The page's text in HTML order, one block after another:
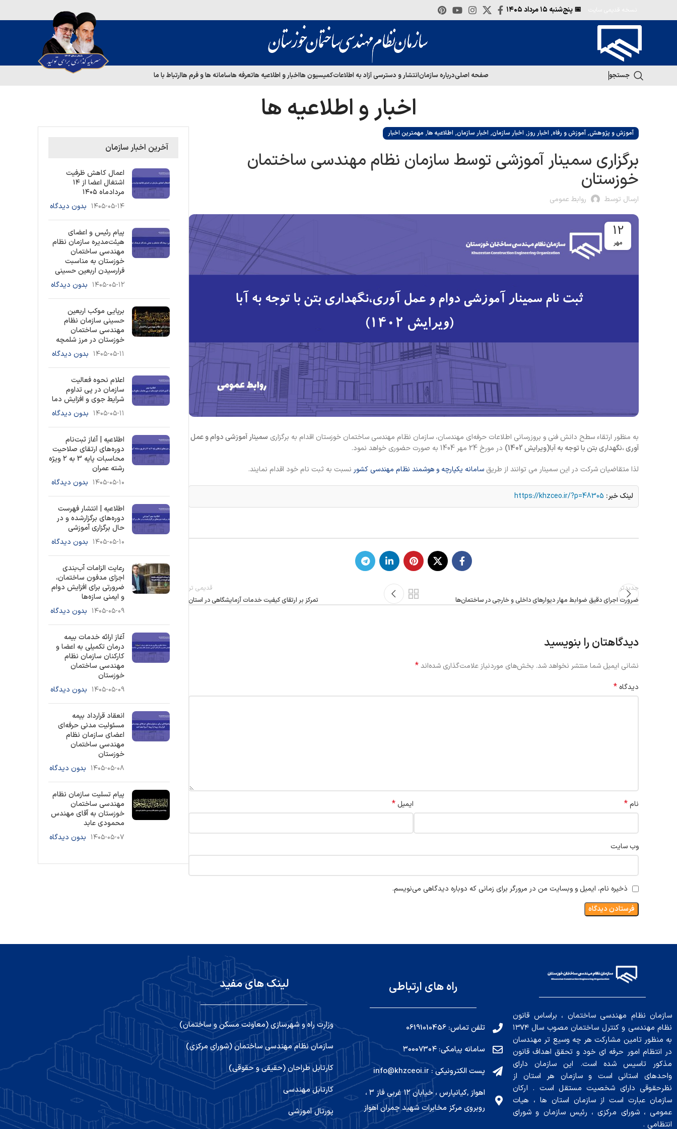
📅 پنج‌شنبه
جستجو صفحه اصلیدرباره سازمانانتشار و دسترسی آزاد به اطلاعاتکمیسیون هااخبار و اطلاعیه هاتعرفه هاسامانه ها و فرم هاارتباط با ما
اخبار و اطلاعیه ها
آموزش و پژوهش, آموزش و رفاه, اخبار روز, اخبار سازمان, اخبار سازمان, اطلاعیه ها, مهمترین اخبار
برگزاری سمینار آموزشی توسط سازمان نظام مهندسی ساختمان
خوزستان
ارسال توسط روابط عمومی
12
مهر
به منظور ارتقاء سطح دانش فنی و بروزرسانی اطلاعات حرفه‌ای مهندسان، سازمان نظام مهندسی ساختمان خوزستان اقدام به برگزاری سمینار آموزشی دوام و عمل
آوری ،نگهداری بتن با توجه به آبا(ویرایش 1402)
در مورخ 24 مهر 1404 به صورت حضوری خواهد نمود.
لذا متقاضیان شرکت در این سمینار می توانند از طریق سامانه یکپارچه و هوشمند نظام مهندسی کشور نسبت به ثبت نام خود اقدام نمایند.
لینک خبر: https://khzceo.ir/?p=48305
جدیدتر
ضرورت اجرای دقیق ضوابط مهار دیوارهای داخلی و خارجی در ساختمان‌ها
قدیمی تر
تمرکز بر ارتقای کیفیت خدمات آزمایشگاهی در استان
دیدگاهتان را بنویسید
نشانی ایمیل شما منتشر نخواهد شد. بخش‌های موردنیاز علامت‌گذاری شده‌اند*
دیدگاه *
نام* ایمیل *
وب‌ سایت
ذخیره نام، ایمیل و وبسایت من در مرورگر برای زمانی که دوباره دیدگاهی می‌نویسم.
آخرین اخبار سازمان
اعمال کاهش ظرفیت
اشتغال اعضا از ۱۴
مردادماه ۱۴۰۵
۱۴۰۵-۰۵-۱۴ بدون دیدگاه
پیام رئیس و اعضای
هیئت‌مدیره سازمان نظام
مهندسی ساختمان
خوزستان به مناسبت
فرارسیدن اربعین حسینی
۱۴۰۵-۰۵-۱۲ بدون دیدگاه
برپایی موکب اربعین
حسینی سازمان نظام
مهندسی ساختمان
خوزستان در مرز شلمچه
۱۴۰۵-۰۵-۱۱ بدون دیدگاه
اعلام نحوه فعالیت
سازمان در پی تداوم
شرایط جوی و افزایش دما
۱۴۰۵-۰۵-۱۱ بدون دیدگاه
اطلاعیه | آغاز ثبت‌نام
دوره‌های ارتقای صلاحیت
محاسبات پایه 3 به ۲ ویژه
رشته عمران
۱۴۰۵-۰۵-۱۰ بدون دیدگاه
اطلاعیه | انتشار فهرست
دوره‌های برگزارشده و در
حال برگزاری آموزشی
۱۴۰۵-۰۵-۱۰ بدون دیدگاه
رعایت الزامات آب‌بندی
اجزای مدفون ساختمان،
ضرورتی برای افزایش دوام
و ایمنی سازه‌ها
۱۴۰۵-۰۵-۰۹ بدون دیدگاه
آغاز ارائه خدمات بیمه
درمان تکمیلی به اعضا و
کارکنان سازمان نظام
مهندسی ساختمان
خوزستان
۱۴۰۵-۰۵-۰۹ بدون دیدگاه
انعقاد قرارداد بیمه
مسئولیت مدنی حرفه‌ای
اعضای سازمان نظام
مهندسی ساختمان
خوزستان
۱۴۰۵-۰۵-۰۸ بدون دیدگاه
پیام تسلیت سازمان نظام
مهندسی ساختمان
خوزستان به آقای مهندس
محمودی عابد
۱۴۰۵-۰۵-۰۷ بدون دیدگاه
سازمان نظام مهندسی ساختمان ، براساس قانون
نظام مهندسی و کنترل ساختمان مصوب سال ۱۳۷۴
به منظور تامین مشارکت هر چه وسیع تر مهندسان
در انتظام امور حرفه ای خود و تحقق اهداف قانون
مذکور تاسیس شده است. این سازمان دارای
واحدهای استانی است و سازمان هر استان از
نظرحقوقی دارای شخصیت مستقل است . ارکان
سازمان عبارت است از سازمان استان ها ، هیات
عمومی ، شورای مرکزی ، رئیس سازمان و شورای
انتظامی .
راه های ارتباطی
تلفن تماس: 06191010456
سامانه پیامکی: ۳۰۰۰۷۳۰۴
پست الکترونیکی : info@khzceoi.ir
اهواز ,کیانپارس ، خیابان ۱۲ غربی فاز ۳ ،
روبروی مرکز مخابرات شهید چمران اهواز
لینک های مفید
وزارت راه و شهرسازی (معاونت مسکن و ساختمان)
سازمان نظام مهندسی ساختمان (شورای مرکزی)
کارتابل طراحان (حقیقی و حقوقی)
کارتابل مهندسی
پورتال آموزشی